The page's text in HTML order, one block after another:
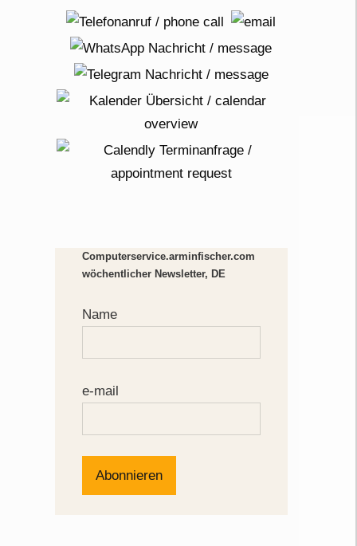
Computerservice.arminfischer.com
wöchentlicher Newsletter, DE
Name
e-mail